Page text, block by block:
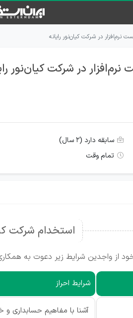
نرم‌افزار در شرکت کیان‌نور رایانه
در شرکت کیان‌نور
سابقه دارد (۲ سال)
تمام وقت
استخدام شرکت
از واجدین شرایط زیر دعوت به
شرایط احراز
آشنا با مفاهیم حسابداری و